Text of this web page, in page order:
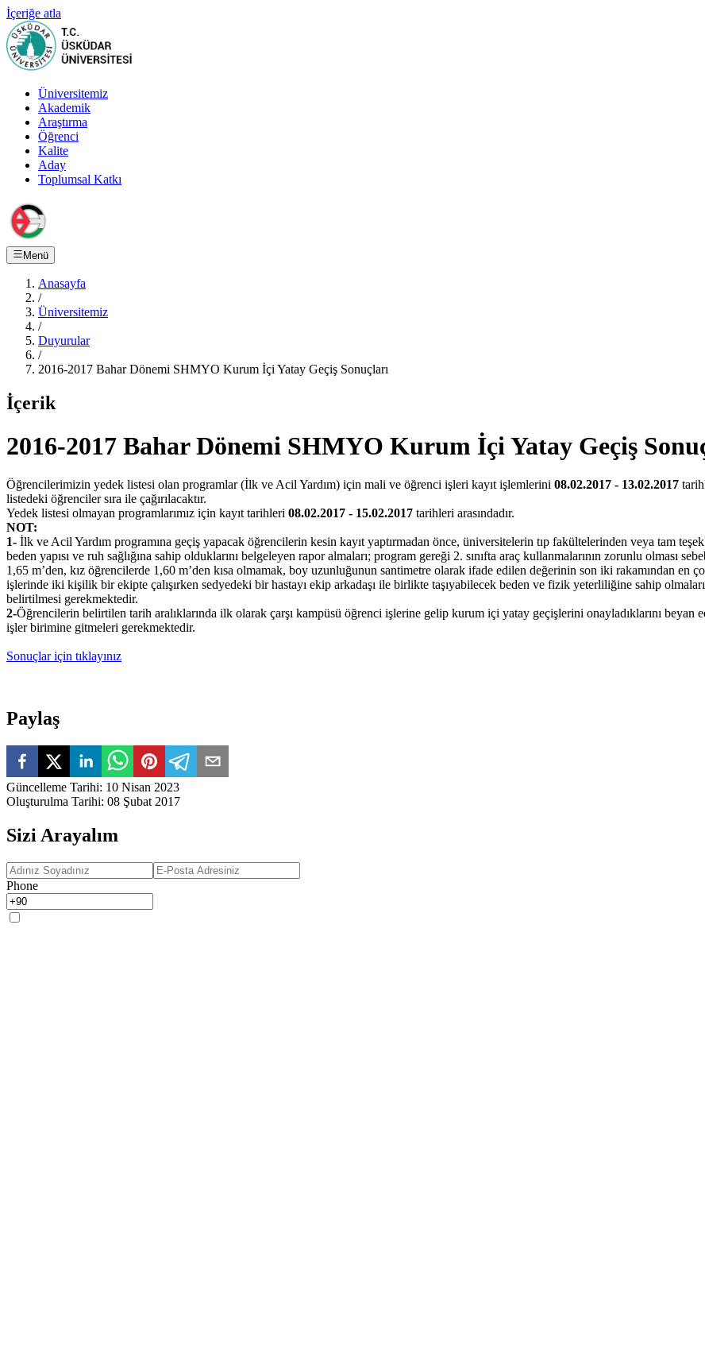
İçeriğe atla
Üniversitemiz
Akademik
Araştırma
Öğrenci
Kalite
Aday
Toplumsal Katkı
Menü
Anasayfa
/
Üniversitemiz
/
Duyurular
/
2016-2017 Bahar Dönemi SHMYO Kurum İçi Yatay Geçiş Sonuçları
İçerik
2016-2017 Bahar Dönemi SHMYO Kurum İçi Yatay Geçiş
Öğrencilerimizin yedek listesi olan programlar (İlk ve Acil Yardım) için mali ve öğrenci işleri kayıt işlemlerini 08.02.2017 - 13.02.2017
listedeki öğrenciler sıra ile çağırılacaktır.
Yedek listesi olmayan programlarımız için kayıt tarihleri 08.02.2017 - 15.02.2017 tarihleri arasındadır.
NOT:
1- İlk ve Acil Yardım programına geçiş yapacak öğrencilerin kesin kayıt yaptırmadan önce, üniversitelerin tıp fakültelerinden veya tam
beden yapısı ve ruh sağlığına sahip olduklarını belgeleyen rapor almaları; program gereği 2. sınıfta araç kullanmalarının zorunlu olması
1,65 m’den, kız öğrencilerde 1,60 m’den kısa olmamak, boy uzunluğunun santimetre olarak ifade edilen değerinin son iki rakamından en
işlerinde iki kişilik bir ekipte çalışırken sedyedeki bir hastayı ekip arkadaşı ile birlikte taşıyabilecek beden ve fizik yeterliliğine sahip
belirtilmesi gerekmektedir.
2-Öğrencilerin belirtilen tarih aralıklarında ilk olarak çarşı kampüsü öğrenci işlerine gelip kurum içi yatay geçişlerini onayladıklarını beyan
işler birimine gitmeleri gerekmektedir.
Sonuçlar için tıklayınız
Paylaş
Güncelleme Tarihi: 10 Nisan 2023
Oluşturulma Tarihi: 08 Şubat 2017
Sizi Arayalım
Phone